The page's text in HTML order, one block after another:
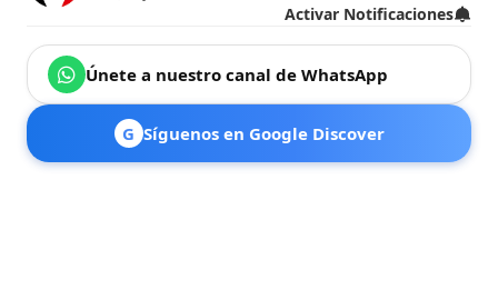
Activar Notificaciones
Únete a nuestro canal de WhatsApp
G Síguenos en Google Discover